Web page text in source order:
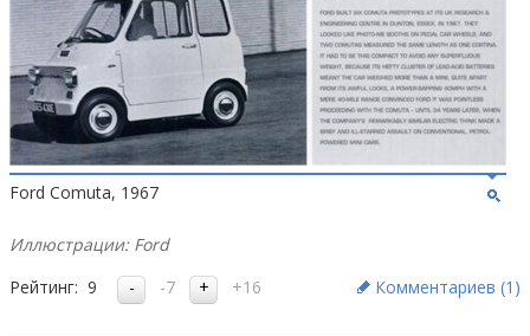
Ford Comuta, 1967
Иллюстрации: Ford
Рейтинг: 9 -7 +16 Комментариев (1 )